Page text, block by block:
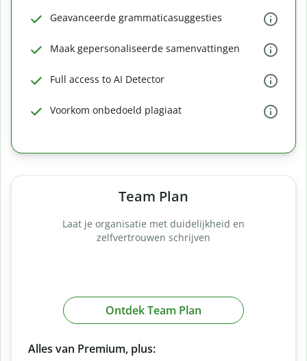
Geavanceerde grammaticasuggesties
Maak gepersonaliseerde samenvattingen
Full access to AI Detector
Voorkom onbedoeld plagiaat
Team Plan
Laat je organisatie met duidelijkheid en
zelfvertrouwen schrijven
Ontdek Team Plan
Alles van Premium, plus: